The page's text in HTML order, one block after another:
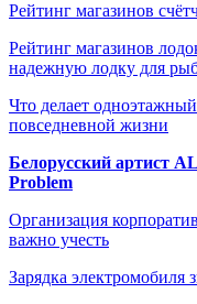
Рейтинг магазинов
Рейтинг магазинов
надежную лодку для
Что делает
повседневной жизни
Белорусский артист
Problem
Организация
важно учесть
Зарядка электромобиля